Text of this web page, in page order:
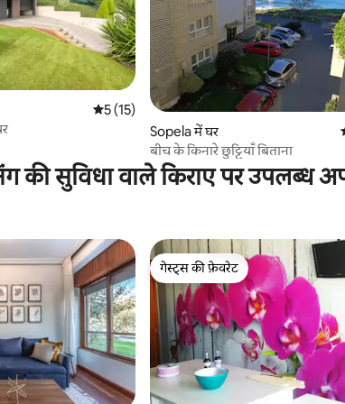
औसत रेटिंग 5 में से 5, 15 समीक्षाएँ
5 (15)
Sopela में घर
बीच के किनारे छुट्टियाँ बिताना
की सुविधा वाले किराए पर उपलब्ध
गेस्ट्स की फ़ेवरेट
गेस्ट्स की फ़ेवरेट